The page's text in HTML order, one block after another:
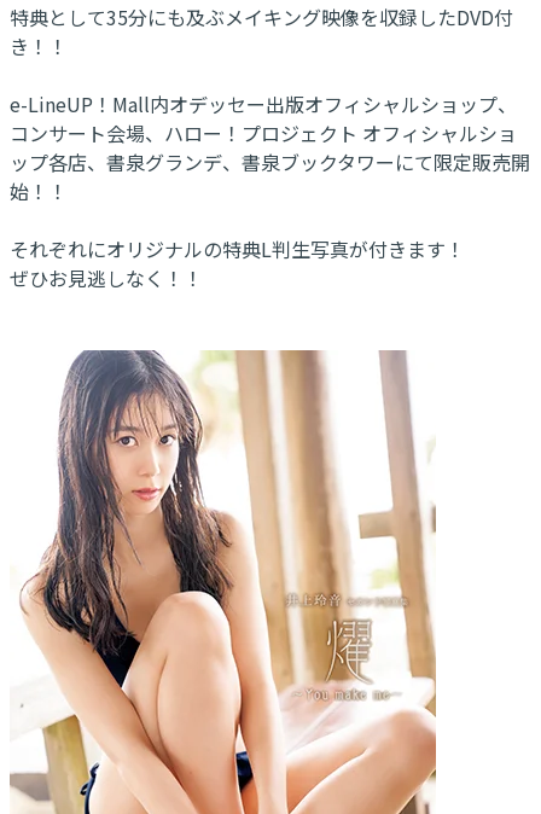
特典として35分にも及ぶメイキング映像を収録したDVD付
き！！
e-LineUP！Mall内オデッセー出版オフィシャルショップ、
コンサート会場、ハロー！プロジェクト オフィシャルショ
ップ各店、書泉グランデ、書泉ブックタワーにて限定販売開
始！！
それぞれにオリジナルの特典L判生写真が付きます！
ぜひお見逃しなく！！